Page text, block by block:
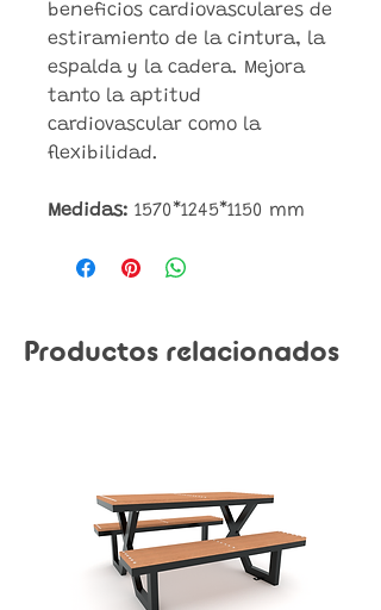
beneficios cardiovasculares de
estiramiento de la cintura, la
espalda y la cadera. Mejora
tanto la aptitud
cardiovascular como la
flexibilidad.
Medidas: 1570*1245*1150 mm
Productos relacionados